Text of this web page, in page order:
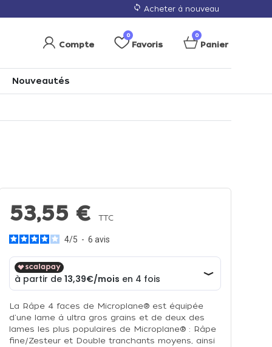
loop Acheter à nouveau
Compte
0
Favoris
0
Panier
Nouveautés
53,55 € TTC
4/5 - 6 avis
La Râpe 4 faces de Microplane® est équipée
d'une lame à ultra gros grains et de deux des
lames les plus populaires de Microplane® : Râpe
fine/Zesteur et Double tranchants moyens, ainsi